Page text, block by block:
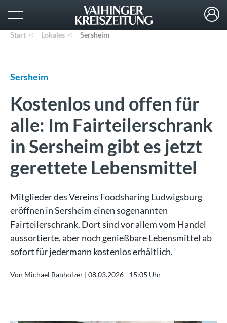
Start Lokales Sersheim
Sersheim
Kostenlos und offen für
alle: Im Fairteilerschrank
in Sersheim gibt es jetzt
gerettete Lebensmittel
Mitglieder des Vereins Foodsharing Ludwigsburg
eröffnen in Sersheim einen sogenannten
Fairteilerschrank. Dort sind vor allem vom Handel
aussortierte, aber noch genießbare Lebensmittel ab
sofort für jedermann kostenlos erhältlich.
Von Michael Banholzer | 08.03.2026 - 15:05 Uhr